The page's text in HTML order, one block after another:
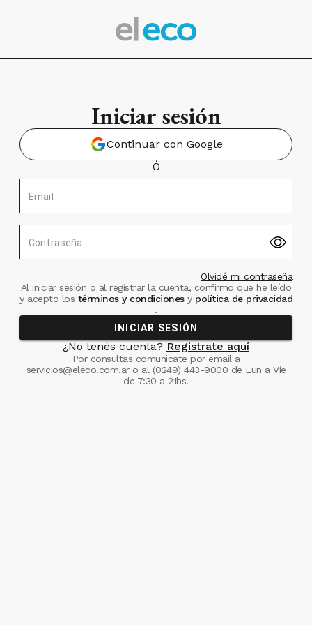
Iniciar sesión
Continuar con Google
Ó
Email
Contraseña
Olvidé mi contraseña
Al iniciar sesión o al registrar la cuenta, confirmo que he leído
y acepto los términos y condiciones ypolítica de privacidad
.
INICIAR SESIÓN
¿No tenés cuenta? Registrate aquí
Por consultas comunicate por email a
servicios@eleco.com.aro al (0249) 443-9000 de Lun a Vie
de 7:30 a 21hs.